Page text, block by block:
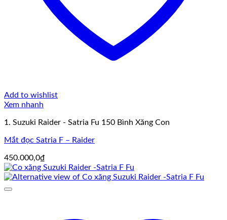
Add to wishlist
Xem nhanh
1. Suzuki Raider - Satria Fu 150 Bình Xăng Con
Mắt đọc Satria F – Raider
450.000,0₫